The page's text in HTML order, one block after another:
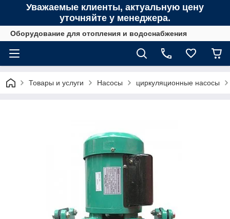
Уважаемые клиенты, актуальную цену
уточняйте у менеджера.
Оборудование для отопления и водоснабжения
Товары и услуги Насосы циркуляционные насосы